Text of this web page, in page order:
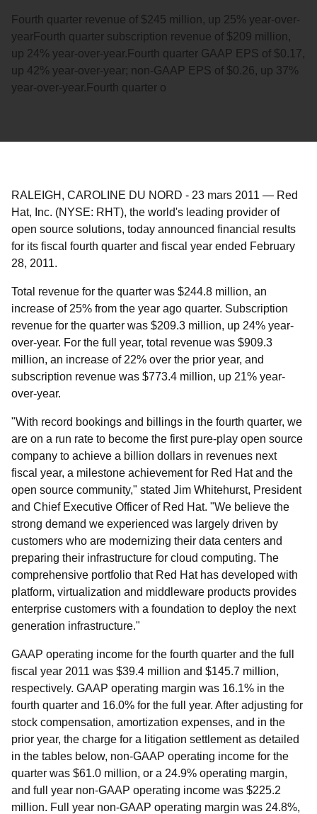
Fourth quarter revenue of $245 million, up 25% year-over-
yearFourth quarter subscription revenue of $209 million,
up 24% year-over-year.Fourth quarter GAAP EPS of $0.17,
up 42% year-over-year; non-GAAP EPS of $0.26, up 37%
year-over-year.Fourth quarter o
RALEIGH, CAROLINE DU NORD - 23 mars 2011 — Red
Hat, Inc. (NYSE: RHT), the world's leading provider of
open source solutions, today announced financial results
for its fiscal fourth quarter and fiscal year ended February
28, 2011.
Total revenue for the quarter was $244.8 million, an
increase of 25% from the year ago quarter. Subscription
revenue for the quarter was $209.3 million, up 24% year-
over-year. For the full year, total revenue was $909.3
million, an increase of 22% over the prior year, and
subscription revenue was $773.4 million, up 21% year-
over-year.
"With record bookings and billings in the fourth quarter, we
are on a run rate to become the first pure-play open source
company to achieve a billion dollars in revenues next
fiscal year, a milestone achievement for Red Hat and the
open source community," stated Jim Whitehurst, President
and Chief Executive Officer of Red Hat. "We believe the
strong demand we experienced was largely driven by
customers who are modernizing their data centers and
preparing their infrastructure for cloud computing. The
comprehensive portfolio that Red Hat has developed with
platform, virtualization and middleware products provides
enterprise customers with a foundation to deploy the next
generation infrastructure."
GAAP operating income for the fourth quarter and the full
fiscal year 2011 was $39.4 million and $145.7 million,
respectively. GAAP operating margin was 16.1% in the
fourth quarter and 16.0% for the full year. After adjusting for
stock compensation, amortization expenses, and in the
prior year, the charge for a litigation settlement as detailed
in the tables below, non-GAAP operating income for the
quarter was $61.0 million, or a 24.9% operating margin,
and full year non-GAAP operating income was $225.2
million. Full year non-GAAP operating margin was 24.8%,